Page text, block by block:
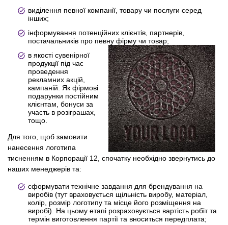
виділення певної компанії, товару чи послуги серед
інших;
інформування потенційних клієнтів, партнерів,
постачальників про певну фірму чи товар;
в якості сувенірної
продукції під час
проведення
рекламних акцій,
кампаній. Як фірмові
подарунки постійним
клієнтам, бонуси за
участь в розіграшах,
тощо.
Для того, щоб замовити
нанесення логотипа
тисненням в Корпорації 12, спочатку необхідно звернутись до
наших менеджерів та:
сформувати технічне завдання для брендування на
виробів (тут враховується щільність виробу, матеріал,
колір, розмір логотипу та місце його розміщення на
виробі). На цьому етапі розраховується вартість робіт та
термін виготовлення партії та вноситься передплата;